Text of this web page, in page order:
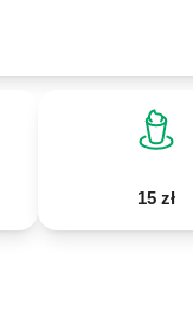
15 zł